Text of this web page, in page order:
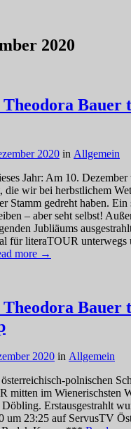
2020
Bauer
2020 in Allgemein
Jahr: Am 10.
die wir bei herbstlichem
Stamm gedreht haben. Ein
– aber seht selbst!
Jubliäums
für literaTOUR unterwegs
more →
2020 in Allgemein
polnischen
mitten im Wienerischsten
Erstausgestrahlt
um 23:25 auf ServusTV